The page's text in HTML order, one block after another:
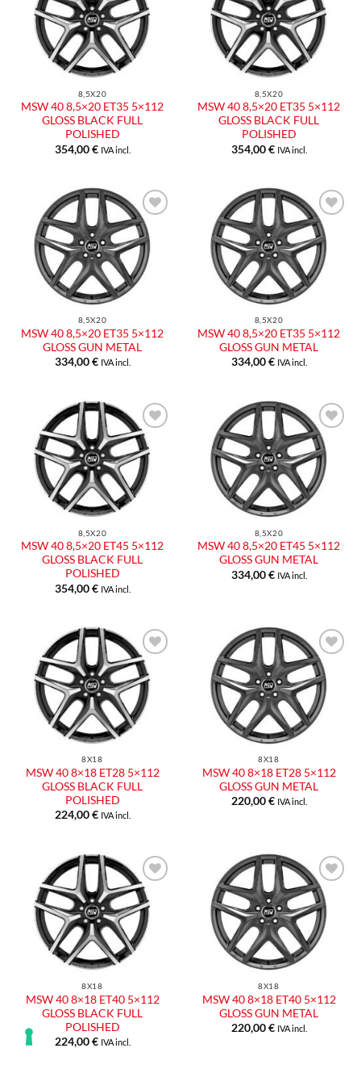
8,5X20
MSW 40 8,5×20 ET35 5×112
GLOSS BLACK FULL
POLISHED
354,00€ IVA incl.
8,5X20
MSW 40 8,5×20 ET35 5×112
GLOSS BLACK FULL
POLISHED
354,00€ IVA incl.
8,5X20
MSW 40 8,5×20 ET35 5×112
GLOSS GUN METAL
334,00€ IVA incl.
8,5X20
MSW 40 8,5×20 ET35 5×112
GLOSS GUN METAL
334,00€ IVA incl.
8,5X20
MSW 40 8,5×20 ET45 5×112
GLOSS BLACK FULL
POLISHED
354,00€ IVA incl.
8,5X20
MSW 40 8,5×20 ET45 5×112
GLOSS GUN METAL
334,00€ IVA incl.
8X18
MSW 40 8×18 ET28 5×112
GLOSS BLACK FULL
POLISHED
224,00€ IVA incl.
8X18
MSW 40 8×18 ET28 5×112
GLOSS GUN METAL
220,00€ IVA incl.
8X18
MSW 40 8×18 ET40 5×112
GLOSS BLACK FULL
POLISHED
224,00€ IVA incl.
8X18
MSW 40 8×18 ET40 5×112
GLOSS GUN METAL
220,00€ IVA incl.